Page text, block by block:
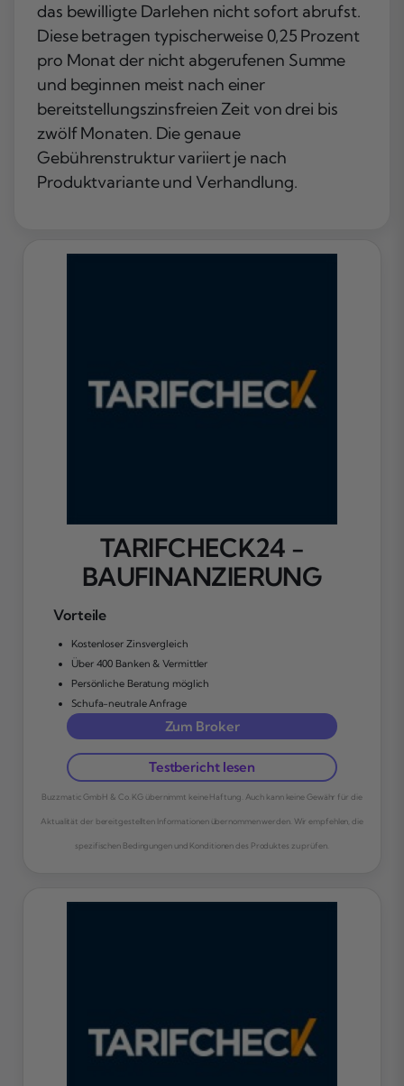
das bewilligte Darlehen nicht sofort abrufst.
Diese betragen typischerweise 0,25 Prozent
pro Monat der nicht abgerufenen Summe
und beginnen meist nach einer
bereitstellungszinsfreien Zeit von drei bis
zwölf Monaten. Die genaue
Gebührenstruktur variiert je nach
Produktvariante und Verhandlung.
TARIFCHECK24 -
BAUFINANZIERUNG
Vorteile
Kostenloser Zinsvergleich
Über 400 Banken & Vermittler
Persönliche Beratung möglich
Schufa-neutrale Anfrage
Zum Broker
Testbericht lesen
Buzzmatic GmbH & Co. KG übernimmt keine Haftung. Auch kann keine Gewähr für die
Aktualität der bereitgestellten Informationen übernommen werden. Wir empfehlen, die
spezifischen Bedingungen und Konditionen des Produktes zu prüfen.